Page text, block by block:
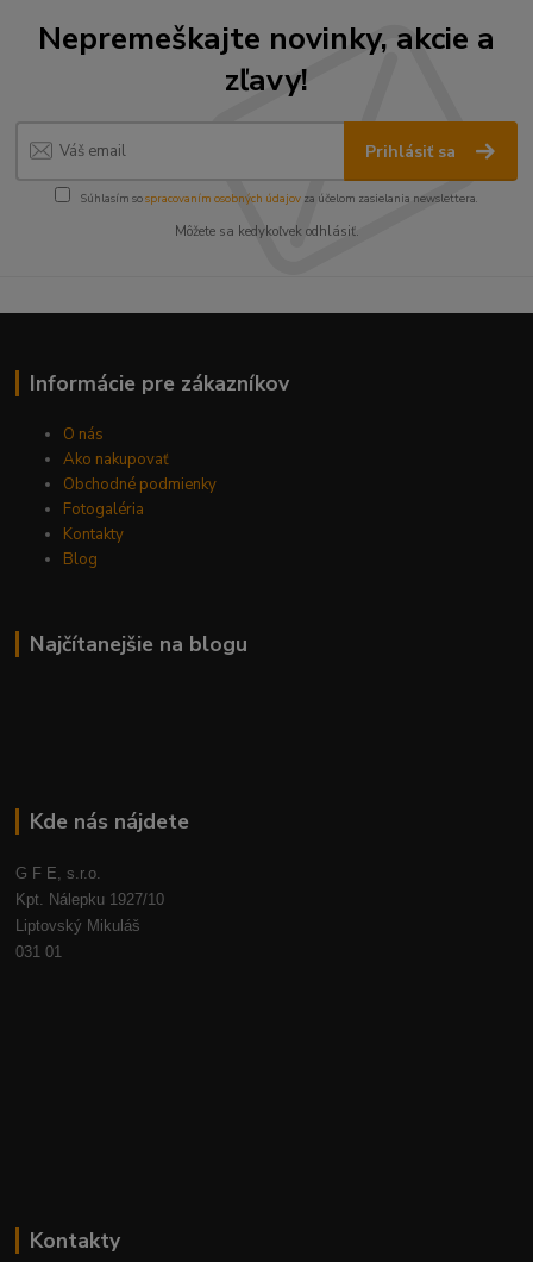
Nepremeškajte novinky, akcie a
zľavy!
Prihlásiť sa
Súhlasím sospracovaním osobných údajov za účelom zasielania newslettera.
Môžete sa kedykoľvek odhlásiť.
Informácie pre zákazníkov
O nás
Ako nakupovať
Obchodné podmienky
Fotogaléria
Kontakty
Blog
Najčítanejšie na blogu
Kde nás nájdete
G F E, s.r.o.
Kpt. Nálepku 1927/10
Liptovský Mikuláš
031 01
Kontakty